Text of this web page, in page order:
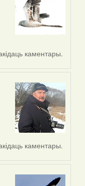
каментары.
каментары.